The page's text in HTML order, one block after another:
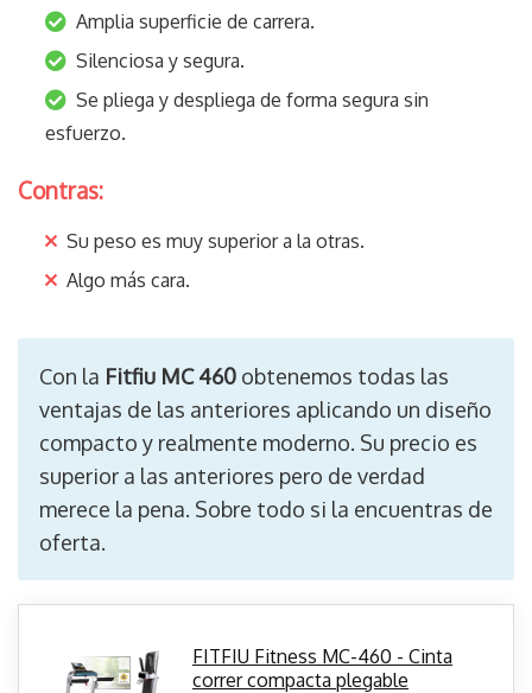
Amplia superficie de carrera.
Silenciosa y segura.
Se pliega y despliega de forma segura sin
esfuerzo.
Contras:
Su peso es muy superior a la otras.
Algo más cara.
Con la Fitfiu MC 460 obtenemos todas las
ventajas de las anteriores aplicando un diseño
compacto y realmente moderno. Su precio es
superior a las anteriores pero de verdad
merece la pena. Sobre todo si la encuentras de
oferta.
FITFIU Fitness MC-460 - Cinta
correr compacta plegable